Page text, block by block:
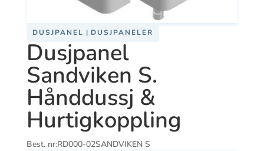
DUSJPANEL | DUSJPANELER
Dusjpanel
Sandviken S.
Hånddussj &
Hurtigkoppling
Best. nr:RD000-02SANDVIKEN S